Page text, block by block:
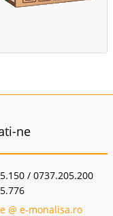
ne
/ 0737.205.200
@ e-monalisa.ro